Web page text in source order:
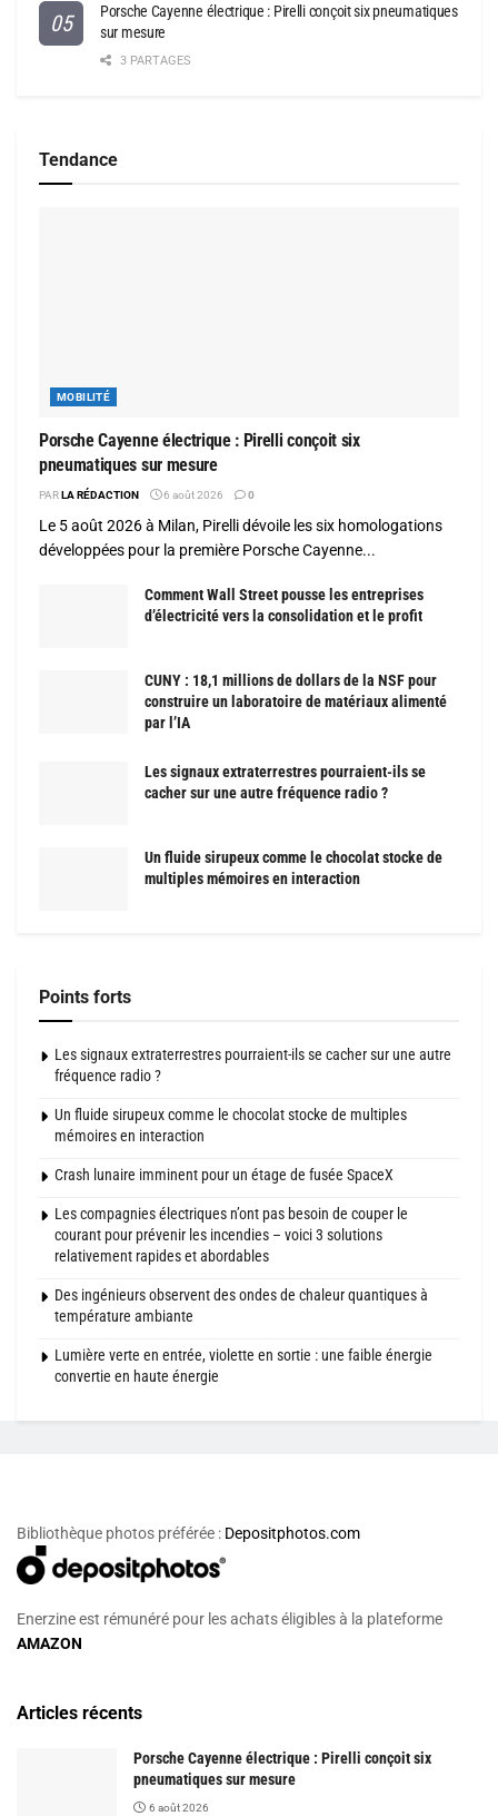
Porsche Cayenne électrique : Pirelli conçoit six pneumatiques
sur mesure
3 PARTAGES
Tendance
MOBILITÉ
Porsche Cayenne électrique : Pirelli conçoit six
pneumatiques sur mesure
PARLA RÉDACTION 6 août 2026 0
Le 5 août 2026 à Milan, Pirelli dévoile les six homologations
développées pour la première Porsche Cayenne...
Comment Wall Street pousse les entreprises
d’électricité vers la consolidation et le profit
CUNY : 18,1 millions de dollars de la NSF pour
construire un laboratoire de matériaux alimenté
par l’IA
Les signaux extraterrestres pourraient-ils se
cacher sur une autre fréquence radio ?
Un fluide sirupeux comme le chocolat stocke de
multiples mémoires en interaction
Points forts
Les signaux extraterrestres pourraient-ils se cacher sur une autre
fréquence radio ?
Un fluide sirupeux comme le chocolat stocke de multiples
mémoires en interaction
Crash lunaire imminent pour un étage de fusée SpaceX
Les compagnies électriques n’ont pas besoin de couper le
courant pour prévenir les incendies – voici 3 solutions
relativement rapides et abordables
Des ingénieurs observent des ondes de chaleur quantiques à
température ambiante
Lumière verte en entrée, violette en sortie : une faible énergie
convertie en haute énergie
Bibliothèque photos préférée : Depositphotos.com
Enerzine est rémunéré pour les achats éligibles à la plateforme
AMAZON
Articles récents
Porsche Cayenne électrique : Pirelli conçoit six
pneumatiques sur mesure
6 août 2026